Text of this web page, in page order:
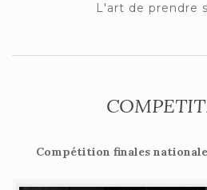
L'art de prendre
Compétition finales